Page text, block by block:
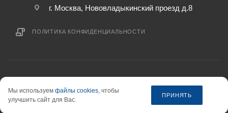
г. Москва, Нововладыкинский проезд д.8
ПОЛИТИКА КОНФИДЕНЦИАЛЬНОСТИ
информация на сайте «oilon-pro.ru» не является публичной офертой.
Мы используем файлы cookies, чтобы
улучшить сайт для Вас.
ПРИНЯТЬ